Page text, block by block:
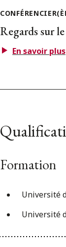
Regards sur
En savoir plus
Formation
Université
Université